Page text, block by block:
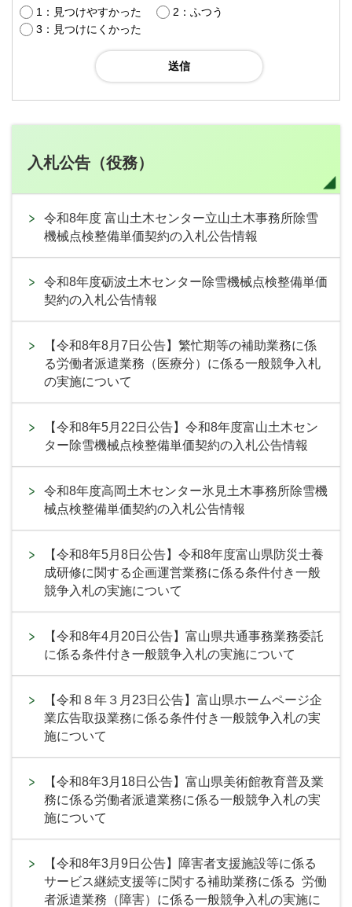
1：見つけやすかった
2：ふつう
3：見つけにくかった
入札公告（役務）
令和8年度 富山土木センター立山土木事務所除雪
機械点検整備単価契約の入札公告情報
令和8年度砺波土木センター除雪機械点検整備単価
契約の入札公告情報
【令和8年8月7日公告】繁忙期等の補助業務に係
る労働者派遣業務（医療分）に係る一般競争入札
の実施について
【令和8年5月22日公告】令和8年度富山土木セン
ター除雪機械点検整備単価契約の入札公告情報
令和8年度高岡土木センター氷見土木事務所除雪機
械点検整備単価契約の入札公告情報
【令和8年5月8日公告】令和8年度富山県防災士養
成研修に関する企画運営業務に係る条件付き一般
競争入札の実施について
【令和8年4月20日公告】富山県共通事務業務委託
に係る条件付き一般競争入札の実施について
【令和８年３月23日公告】富山県ホームページ企
業広告取扱業務に係る条件付き一般競争入札の実
施について
【令和8年3月18日公告】富山県美術館教育普及業
務に係る労働者派遣業務に係る一般競争入札の実
施について
【令和8年3月9日公告】障害者支援施設等に係る
サービス継続支援等に関する補助業務に係る 労働
者派遣業務（障害）に係る一般競争入札の実施に